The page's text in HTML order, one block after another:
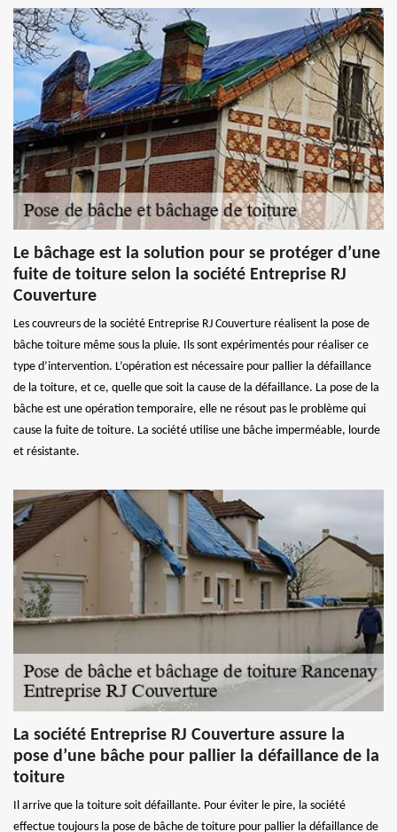
Le bâchage est la solution pour se protéger d’une
fuite de toiture selon la société Entreprise RJ
Couverture
Les couvreurs de la société Entreprise RJ Couverture réalisent la pose de
bâche toiture même sous la pluie. Ils sont expérimentés pour réaliser ce
type d’intervention. L’opération est nécessaire pour pallier la défaillance
de la toiture, et ce, quelle que soit la cause de la défaillance. La pose de la
bâche est une opération temporaire, elle ne résout pas le problème qui
cause la fuite de toiture. La société utilise une bâche imperméable, lourde
et résistante.
La société Entreprise RJ Couverture assure la
pose d’une bâche pour pallier la défaillance de la
toiture
Il arrive que la toiture soit défaillante. Pour éviter le pire, la société
effectue toujours la pose de bâche de toiture pour pallier la défaillance de